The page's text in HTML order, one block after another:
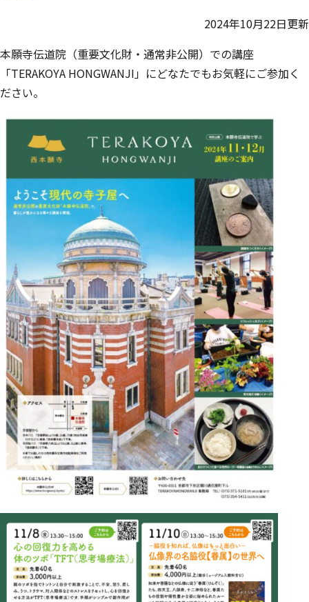
2024年10月22日更新
本願寺伝道院（重要文化財・通常非公開）での講座
「TERAKOYA HONGWANJI」にどなたでもお気軽にご参加く
ださい。